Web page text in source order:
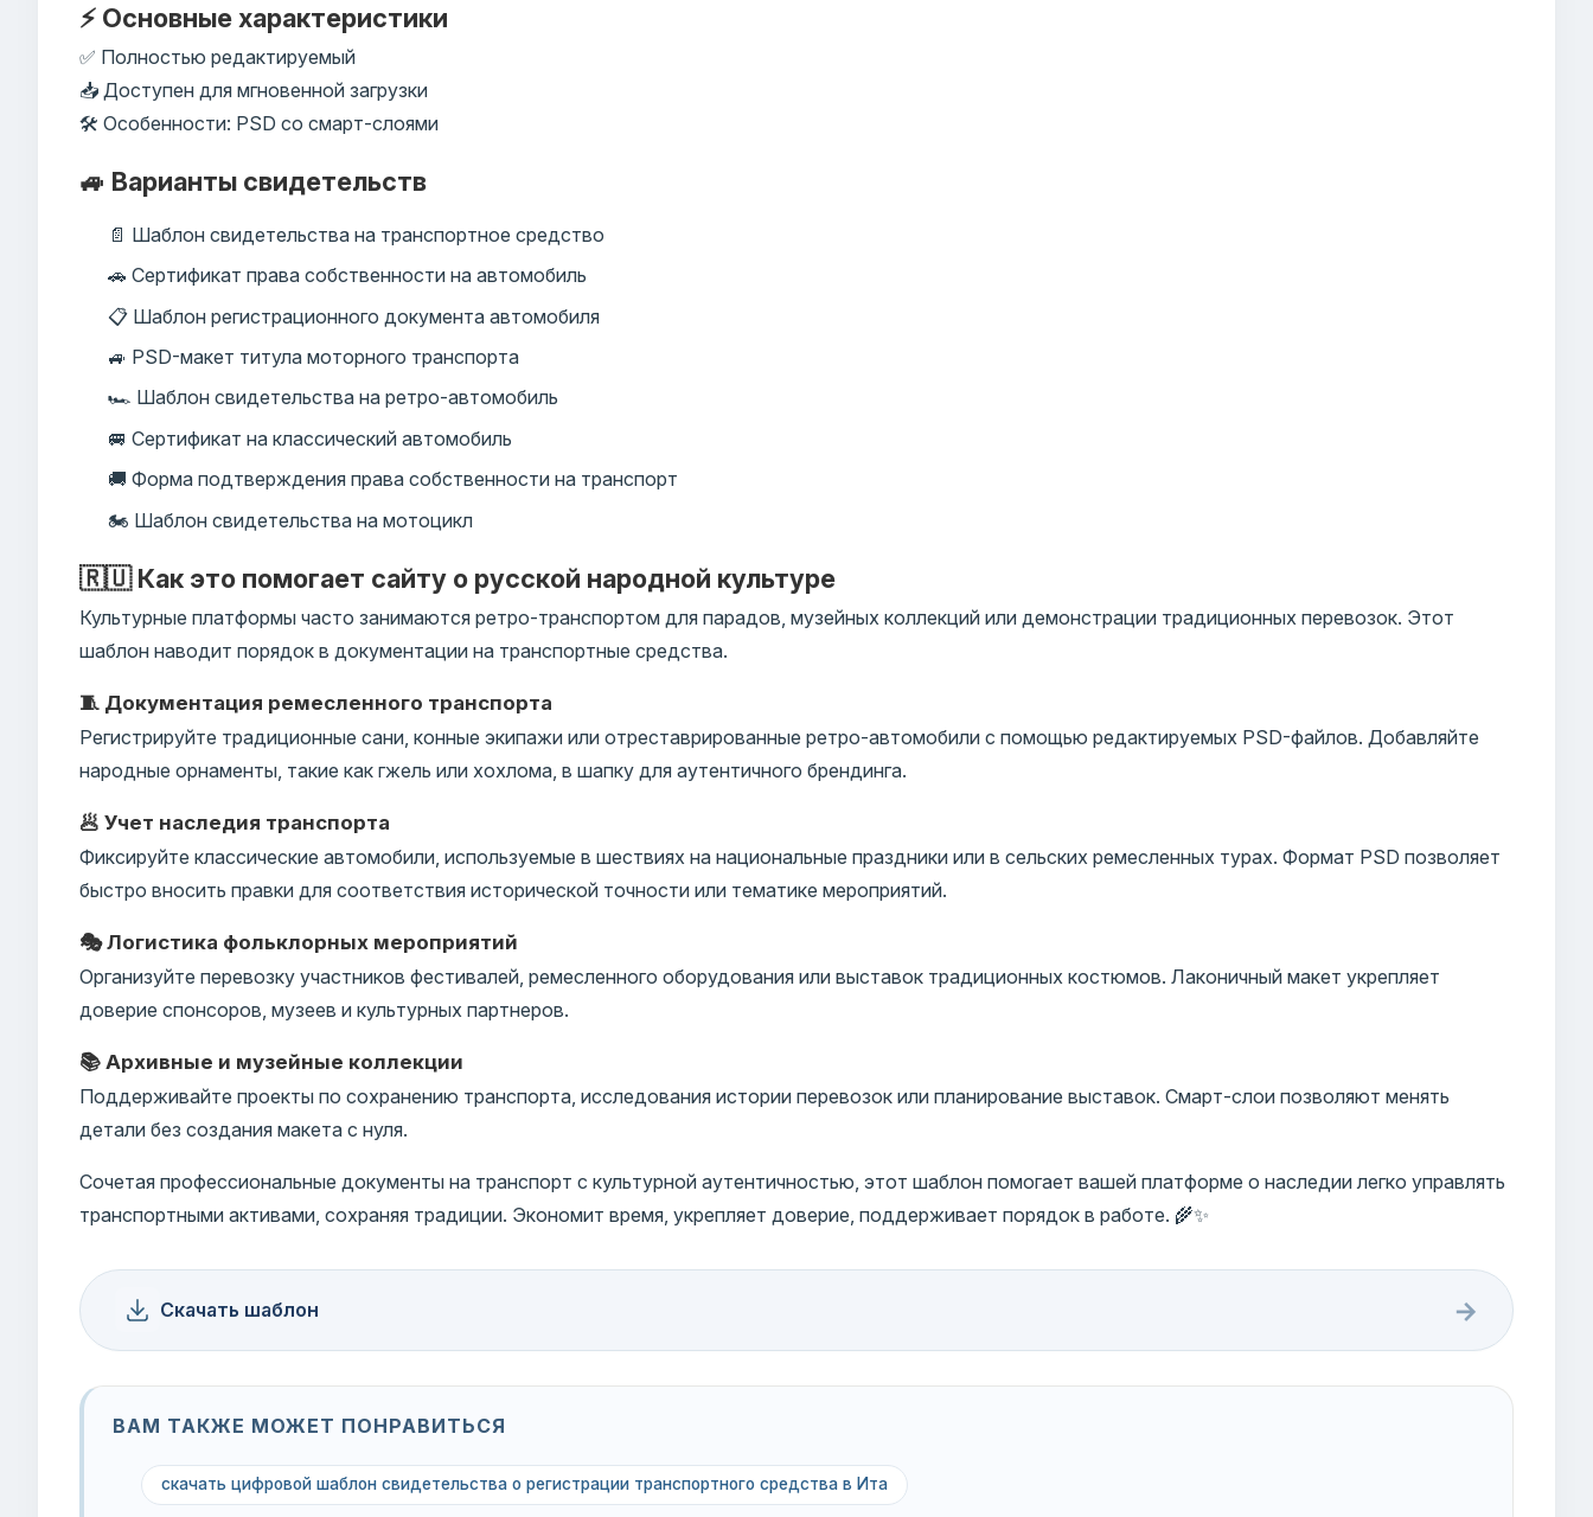
⚡ Основные характеристики
✅ Полностью редактируемый
📥 Доступен для мгновенной загрузки
🛠️ Особенности: PSD со смарт-слоями
🚙 Варианты свидетельств
📄 Шаблон свидетельства на транспортное средство
🚗 Сертификат права собственности на автомобиль
📋 Шаблон регистрационного документа автомобиля
🚙 PSD-макет титула моторного транспорта
🏎️ Шаблон свидетельства на ретро-автомобиль
🚐 Сертификат на классический автомобиль
🚚 Форма подтверждения права собственности на транспорт
🏍️ Шаблон свидетельства на мотоцикл
🇷🇺 Как это помогает сайту о русской народной культуре
Культурные платформы часто занимаются ретро-транспортом для парадов, музейных коллекций или демонстрации традиционных перевозок. Этот
шаблон наводит порядок в документации на транспортные средства.
🧵 Документация ремесленного транспорта
Регистрируйте традиционные сани, конные экипажи или отреставрированные ретро-автомобили с помощью редактируемых PSD-файлов. Добавляйте
народные орнаменты, такие как гжель или хохлома, в шапку для аутентичного брендинга.
🥟 Учет наследия транспорта
Фиксируйте классические автомобили, используемые в шествиях на национальные праздники или в сельских ремесленных турах. Формат PSD позволяет
быстро вносить правки для соответствия исторической точности или тематике мероприятий.
🎭 Логистика фольклорных мероприятий
Организуйте перевозку участников фестивалей, ремесленного оборудования или выставок традиционных костюмов. Лаконичный макет укрепляет
доверие спонсоров, музеев и культурных партнеров.
📚 Архивные и музейные коллекции
Поддерживайте проекты по сохранению транспорта, исследования истории перевозок или планирование выставок. Смарт-слои позволяют менять
детали без создания макета с нуля.
Сочетая профессиональные документы на транспорт с культурной аутентичностью, этот шаблон помогает вашей платформе о наследии легко управлять
транспортными активами, сохраняя традиции. Экономит время, укрепляет доверие, поддерживает порядок в работе. 🌾✨
Скачать шаблон →
ВАМ ТАКЖЕ МОЖЕТ ПОНРАВИТЬСЯ
скачать цифровой шаблон свидетельства о регистрации транспортного средства в Ита